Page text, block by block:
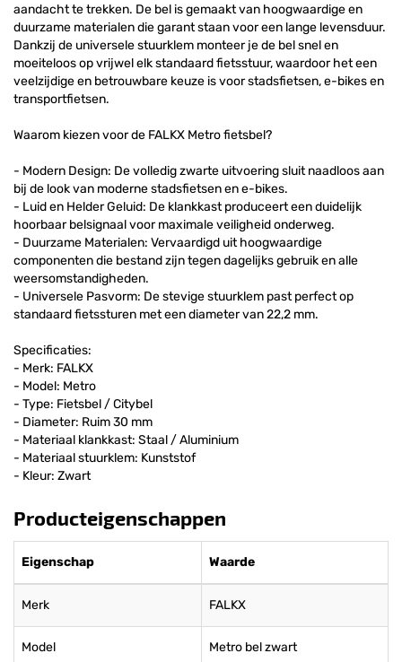
aandacht te trekken. De bel is gemaakt van hoogwaardige en
duurzame materialen die garant staan voor een lange levensduur.
Dankzij de universele stuurklem monteer je de bel snel en
moeiteloos op vrijwel elk standaard fietsstuur, waardoor het een
veelzijdige en betrouwbare keuze is voor stadsfietsen, e-bikes en
transportfietsen.
Waarom kiezen voor de FALKX Metro fietsbel?
- Modern Design: De volledig zwarte uitvoering sluit naadloos aan
bij de look van moderne stadsfietsen en e-bikes.
- Luid en Helder Geluid: De klankkast produceert een duidelijk
hoorbaar belsignaal voor maximale veiligheid onderweg.
- Duurzame Materialen: Vervaardigd uit hoogwaardige
componenten die bestand zijn tegen dagelijks gebruik en alle
weersomstandigheden.
- Universele Pasvorm: De stevige stuurklem past perfect op
standaard fietssturen met een diameter van 22,2 mm.
Specificaties:
- Merk: FALKX
- Model: Metro
- Type: Fietsbel / Citybel
- Diameter: Ruim 30 mm
- Materiaal klankkast: Staal / Aluminium
- Materiaal stuurklem: Kunststof
- Kleur: Zwart
Producteigenschappen
Eigenschap Waarde
Merk FALKX
Model Metro bel zwart